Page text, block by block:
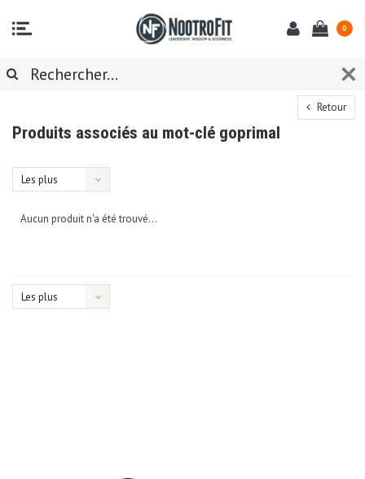
0
Retour
Produits associés au mot-clé goprimal
Les plus
Aucun produit n'a été trouvé...
Les plus